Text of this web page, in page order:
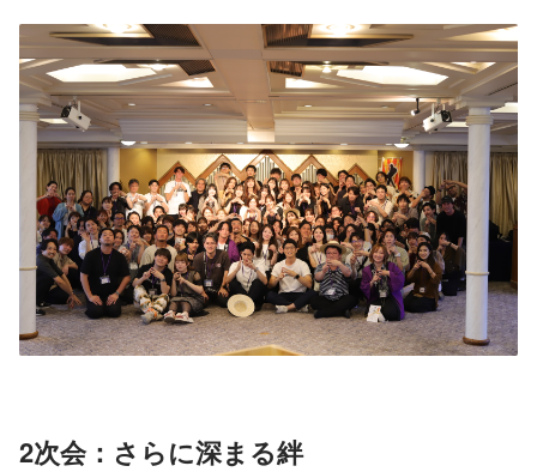
2次会：さらに深まる絆